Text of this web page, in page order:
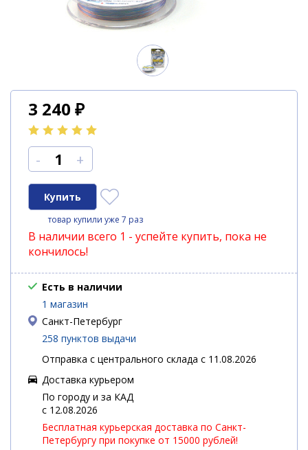
3 240 ₽
- +
товар купили уже 7 раз
В наличии всего 1 - успейте купить, пока не
кончилось!
Есть в наличии
1 магазин
Санкт-Петербург
258 пунктов выдачи
Отправка с центрального склада с 11.08.2026
Доставка курьером
По городу и за КАД
c 12.08.2026
Бесплатная курьерская доставка по Санкт-
Петербургу при покупке от 15000 рублей!